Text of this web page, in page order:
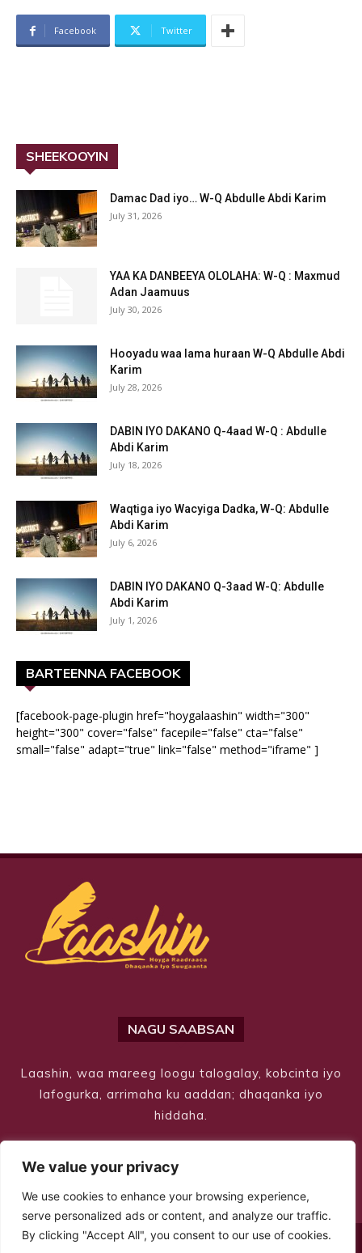
We value your privacy
We use cookies to enhance your browsing experience,
serve personalized ads or content, and analyze our traffic.
By clicking "Accept All", you consent to our use of cookies.
Facebook Twitter
SHEEKOOYIN
Damac Dad iyo… W-Q Abdulle Abdi Karim
July 31, 2026
YAA KA DANBEEYA OLOLAHA: W-Q : Maxmud
Adan Jaamuus
July 30, 2026
Hooyadu waa lama huraan W-Q Abdulle Abdi
Karim
July 28, 2026
DABIN IYO DAKANO Q-4aad W-Q : Abdulle
Abdi Karim
July 18, 2026
Waqtiga iyo Wacyiga Dadka, W-Q: Abdulle
Abdi Karim
July 6, 2026
DABIN IYO DAKANO Q-3aad W-Q: Abdulle
Abdi Karim
July 1, 2026
BARTEENNA FACEBOOK
[facebook-page-plugin href="hoygalaashin" width="300"
height="300" cover="false" facepile="false" cta="false"
small="false" adapt="true" link="false" method="iframe" ]
NAGU SAABSAN
Laashin, waa mareeg loogu talogalay, kobcinta iyo
lafogurka, arrimaha ku aaddan; dhaqanka iyo
hiddaha.
© Copyright 2026 – Laashin. All Rights Reserved